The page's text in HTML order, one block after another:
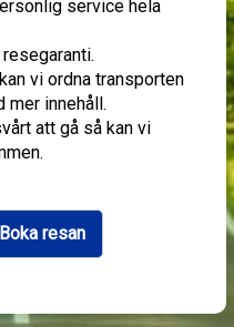
service hela
vi ordna transporten
mer innehåll.
att gå så kan vi
Boka resan